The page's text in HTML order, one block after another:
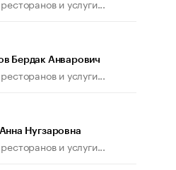
и услуги...
Бердак Анварович
и услуги...
Нугзаровна
и услуги...